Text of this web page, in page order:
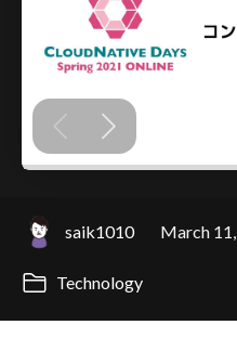
saik1010 March
Technology